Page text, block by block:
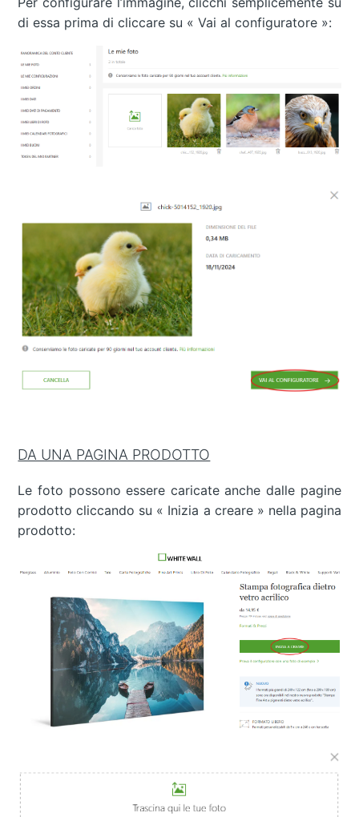
di essa prima di cliccare su « Vai al configuratore »:
DA UNA PAGINA PRODOTTO
Le foto possono essere caricate anche dalle pagine
prodotto cliccando su « Inizia a creare » nella pagina
prodotto: